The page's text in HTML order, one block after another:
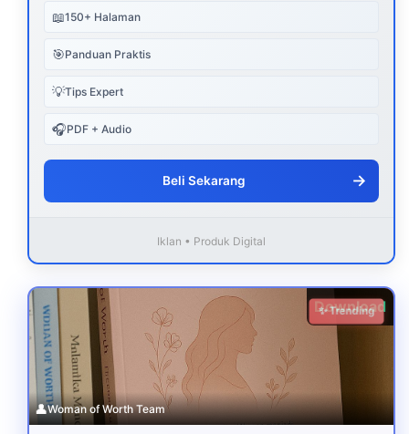
📖150+ Halaman
🎯Panduan Praktis
💡Tips Expert
🎧PDF + Audio
Beli Sekarang →
Iklan • Produk Digital
Download
✨ Trending
👤Woman of Worth Team